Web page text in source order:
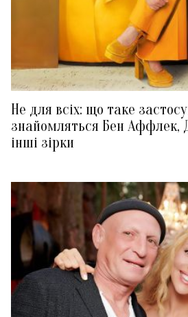
Не для всіх: що таке
знайомляться Бен Аффлек,
інші зірки